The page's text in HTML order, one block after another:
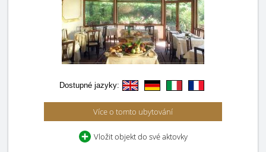
Dostupné jazyky:
Více o tomto ubytování
Vložit objekt do své aktovky